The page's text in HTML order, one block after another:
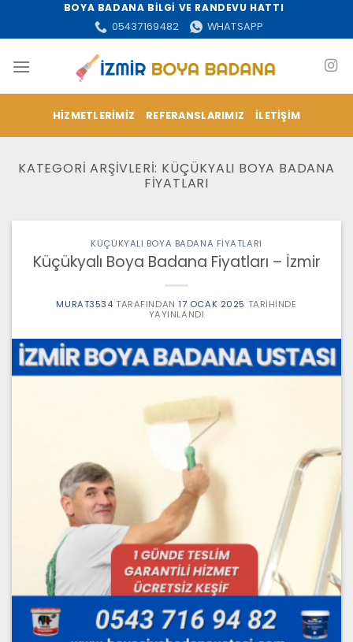
BOYA BADANA BİLGİ VE RANDEVU HATTI
05437169482
WHATSAPP
HIZMETLERIMIZ REFERANSLARIMIZ İLETIŞIM
KATEGORI ARŞIVLERI: KÜÇÜKYALI BOYA BADANA
FIYATLARI
KÜÇÜKYALI BOYA BADANA FIYATLARI
Küçükyalı Boya Badana Fiyatları – İzmir
MURAT3534 TARAFINDAN 17 OCAK 2025 TARIHINDE
YAYINLANDI